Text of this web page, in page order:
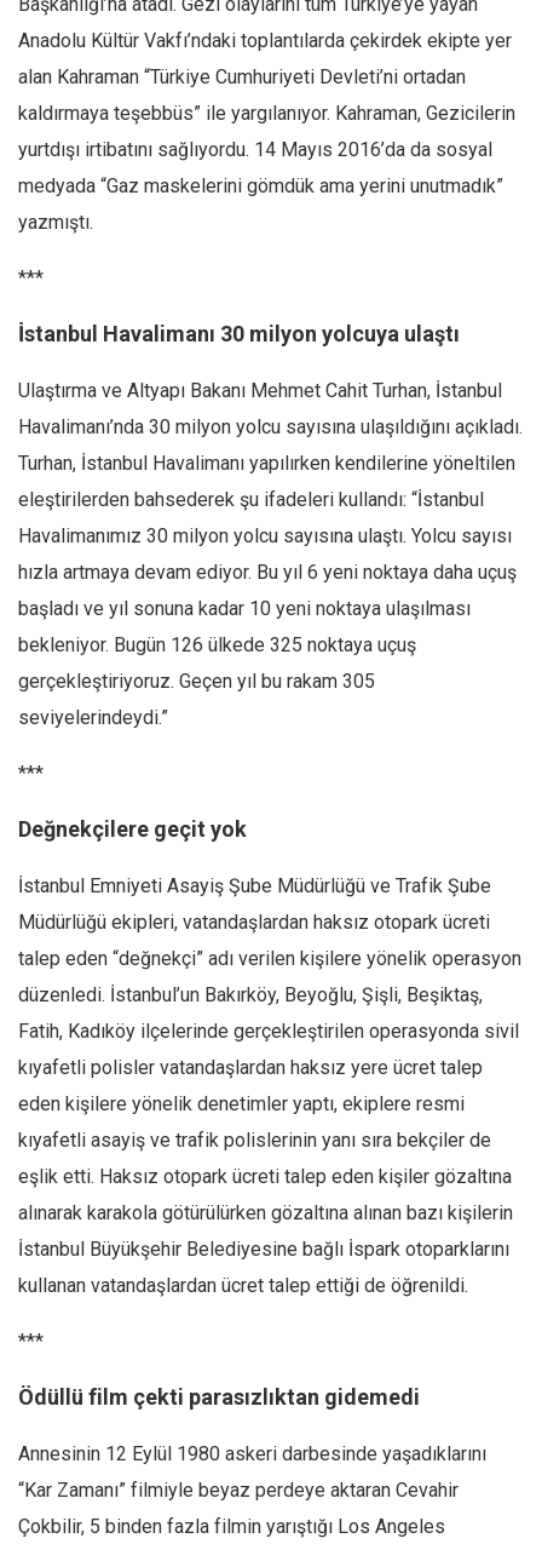
Anadolu Kültür Vakfı’ndaki toplantılarda çekirdek ekipte yer
alan Kahraman “Türkiye Cumhuriyeti Devleti’ni ortadan
kaldırmaya teşebbüs” ile yargılanıyor. Kahraman, Gezicilerin
yurtdışı irtibatını sağlıyordu. 14 Mayıs 2016’da da sosyal
medyada “Gaz maskelerini gömdük ama yerini unutmadık”
yazmıştı.
***
İstanbul Havalimanı 30 milyon yolcuya ulaştı
Ulaştırma ve Altyapı Bakanı Mehmet Cahit Turhan, İstanbul
Havalimanı’nda 30 milyon yolcu sayısına ulaşıldığını açıkladı.
Turhan, İstanbul Havalimanı yapılırken kendilerine yöneltilen
eleştirilerden bahsederek şu ifadeleri kullandı: “İstanbul
Havalimanımız 30 milyon yolcu sayısına ulaştı. Yolcu sayısı
hızla artmaya devam ediyor. Bu yıl 6 yeni noktaya daha uçuş
başladı ve yıl sonuna kadar 10 yeni noktaya ulaşılması
bekleniyor. Bugün 126 ülkede 325 noktaya uçuş
gerçekleştiriyoruz. Geçen yıl bu rakam 305
seviyelerindeydi.”
***
Değnekçilere geçit yok
İstanbul Emniyeti Asayiş Şube Müdürlüğü ve Trafik Şube
Müdürlüğü ekipleri, vatandaşlardan haksız otopark ücreti
talep eden “değnekçi” adı verilen kişilere yönelik operasyon
düzenledi. İstanbul’un Bakırköy, Beyoğlu, Şişli, Beşiktaş,
Fatih, Kadıköy ilçelerinde gerçekleştirilen operasyonda sivil
kıyafetli polisler vatandaşlardan haksız yere ücret talep
eden kişilere yönelik denetimler yaptı, ekiplere resmi
kıyafetli asayiş ve trafik polislerinin yanı sıra bekçiler de
eşlik etti. Haksız otopark ücreti talep eden kişiler gözaltına
alınarak karakola götürülürken gözaltına alınan bazı kişilerin
İstanbul Büyükşehir Belediyesine bağlı İspark otoparklarını
kullanan vatandaşlardan ücret talep ettiği de öğrenildi.
***
Ödüllü film çekti parasızlıktan gidemedi
Annesinin 12 Eylül 1980 askeri darbesinde yaşadıklarını
“Kar Zamanı” filmiyle beyaz perdeye aktaran Cevahir
Çokbilir, 5 binden fazla filmin yarıştığı Los Angeles